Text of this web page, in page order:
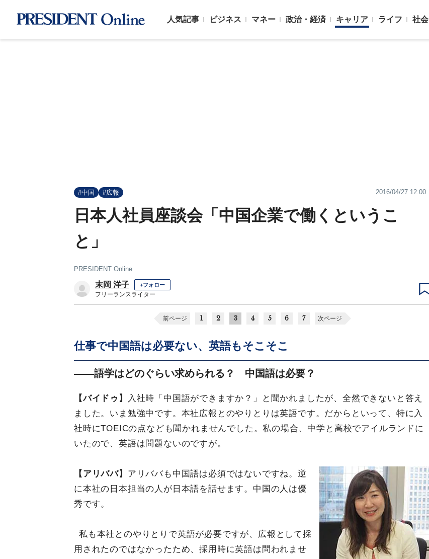
人気記事 ビジネス マネー 政治・経済 キャリア ライフ 社会
#中国 #広報 2016/04/27 12:00
日本人社員座談会「中国企業で働くというこ
と」
PRESIDENT Online
末岡 洋子 +フォロー
フリーランスライター
前ページ 1 2 3 4 5 6 7 次ページ
仕事で中国語は必要ない、英語もそこそこ
――語学はどのぐらい求められる？ 中国語は必要？
【バイドゥ】
入社時「中国語ができますか？」と聞かれましたが、全然できないと答え
ました。いま勉強中です。本社広報とのやりとりは英語です。だからといって、特に入
社時にTOEICの点なども聞かれませんでした。私の場合、中学と高校でアイルランドに
いたので、英語は問題ないのですが。
【アリババ】 アリババも中国語は必須ではないですね。逆
に本社の日本担当の人が日本語を話せます。中国の人は優
秀です。
私も本社とのやりとりで英語が必要ですが、広報として採
用されたのではなかったため、採用時に英語は問われませ